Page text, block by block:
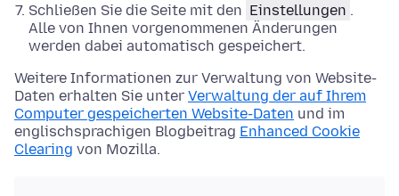
Schließen Sie die Seite mit den Einstellungen .
Alle von Ihnen vorgenommenen Änderungen
werden dabei automatisch gespeichert.
Weitere Informationen zur Verwaltung von Website-
Daten erhalten Sie unter Verwaltung der auf Ihrem
Computer gespeicherten Website-Daten und im
englischsprachigen Blogbeitrag Enhanced Cookie
Clearing von Mozilla.